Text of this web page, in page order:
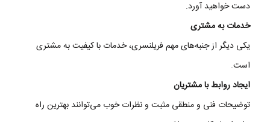
دستخواهید آورد.
خدمات بهمشتری
یکی دیگر ازجنبه‌هایمهم فریلنسری،خدمات باکیفیتبهمشتری
است.
ایجادروابط بامشتریان
توضیحات فنی ومنطقی مثبت ونظرات خوب می‌توانند بهترین راه